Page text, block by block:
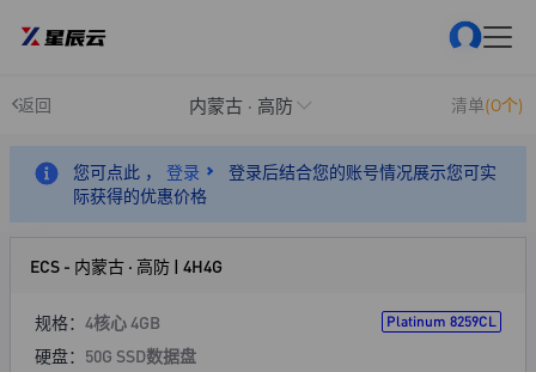
返回 内蒙古 · 高防 清单(0个)
您可点此 ， 登录
登录后结合您的账号情况展示您可实
际获得的优惠价格
ECS - 内蒙古 · 高防 | 4H4G
规格： 4核心 4GB Platinum 8259CL
硬盘： 50G SSD数据盘